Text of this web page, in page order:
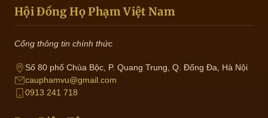
Hội Đồng Họ Phạm Việt Nam
Cổng thông tin chính thức
Số 80 phố Chùa Bộc, P. Quang Trung, Q. Đống Đa, Hà Nội
cauphamvu@gmail.com
0913 241 718